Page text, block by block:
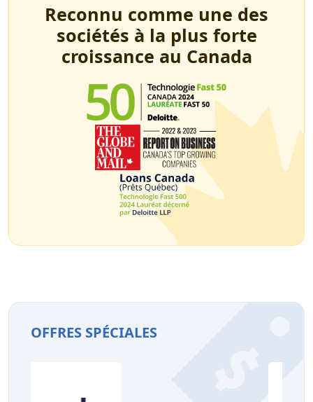
Reconnu comme une des
sociétés à la plus forte
croissance au Canada
OFFRES SPÉCIALES